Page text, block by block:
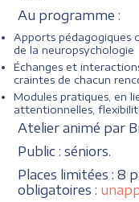
Au programme :
Apports pédagogiques
de la neuropsychologie
Échanges et
craintes de chacun
Modules pratiques, en
attentionnelles,
Atelier animé par
Public : séniors.
Places limitées : 8
obligatoires :